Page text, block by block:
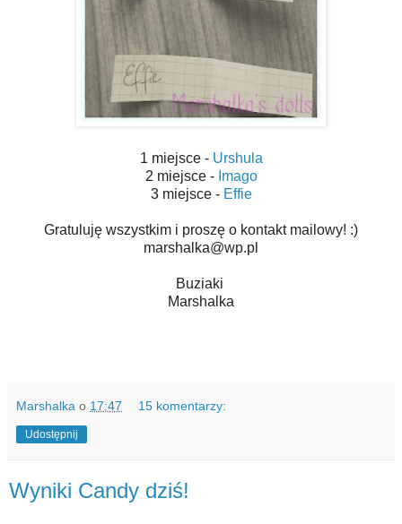
1 miejsce - Urshula
2 miejsce - Imago
3 miejsce - Effie
Gratuluję wszystkim i proszę o kontakt mailowy! :)
marshalka@wp.pl
Buziaki
Marshalka
Marshalka o 17:47 15 komentarzy:
Udostępnij
Wyniki Candy dziś!